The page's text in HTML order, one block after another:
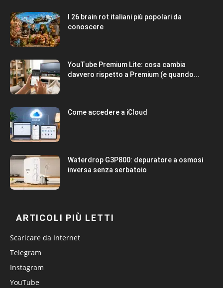
I 26 brain rot italiani più popolari da
conoscere
YouTube Premium Lite: cosa cambia
davvero rispetto a Premium (e quando...
Come accedere a iCloud
Waterdrop G3P800: depuratore a osmosi
inversa senza serbatoio
ARTICOLI PIÙ LETTI
Scaricare da Internet
Telegram
Instagram
YouTube